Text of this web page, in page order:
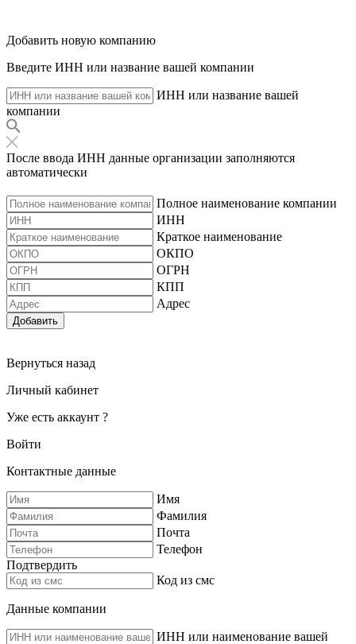
Добавить новую компанию
Введите ИНН или название вашей компании
ИНН или название вашей
компании
После ввода ИНН данные организации заполняются
автоматически
Полное наименование компании
ИНН
Краткое наименование
ОКПО
ОГРН
КПП
Адрес
Добавить
Вернуться назад
Личный кабинет
Уже есть аккаунт ?
Войти
Контактные данные
Имя
Фамилия
Почта
Телефон
Подтвердить
Код из смс
Данные компании
ИНН или наименование вашей